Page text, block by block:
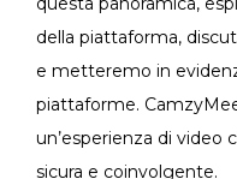
della piattaforma,
e metteremo in
piattaforme.
un’esperienza di video
sicura e coinvolgente.